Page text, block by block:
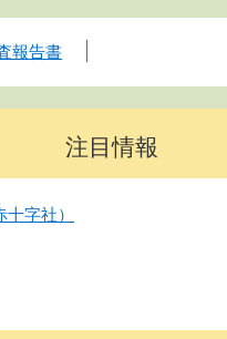
報告書
注目情報
字社）